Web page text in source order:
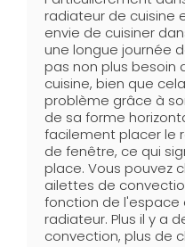
radiateur de cuisine
envie de cuisiner
une longue journée
pas non plus besoin
cuisine, bien que
problème grâce à
de sa forme
facilement placer le
de fenêtre, ce qui
place. Vous pouvez
ailettes de
fonction de l'espace
radiateur. Plus il y a
convection, plus de